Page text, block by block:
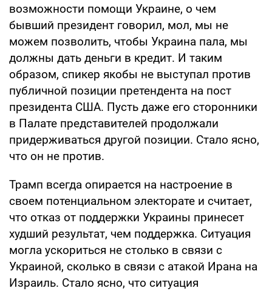
возможности помощи Украине, о чем
бывший президент говорил, мол, мы не
можем позволить, чтобы Украина пала, мы
должны дать деньги в кредит. И таким
образом, спикер якобы не выступал против
публичной позиции претендента на пост
президента США. Пусть даже его сторонники
в Палате представителей продолжали
придерживаться другой позиции. Стало ясно,
что он не против.
Трамп всегда опирается на настроение в
своем потенциальном электорате и считает,
что отказ от поддержки Украины принесет
худший результат, чем поддержка. Ситуация
могла ускориться не столько в связи с
Украиной, сколько в связи с атакой Ирана на
Израиль. Стало ясно, что ситуация